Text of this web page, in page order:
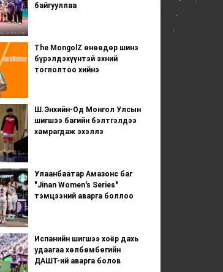
байгууллаа
The MongolZ өнөөдөр шинэ
бүрэлдэхүүнтэй эхний
тоглолтоо хийнэ
Ш.Энхийн-Од Монгол Улсын
шигшээ багийн бэлтгэлдээ
хамрагдаж эхэллэ
Улаанбаатар Амазонс баг
"Jinan Women's Series"
тэмцээний аварга боллоо
Испанийн шигшээ хоёр дахь
удаагаа хөлбөмбөгийн
ДАШТ-ий аварга болов